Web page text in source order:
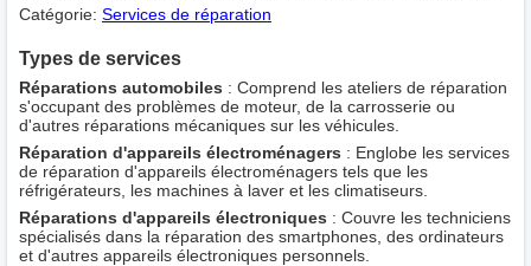
Catégorie: Services de réparation
Types de services
Réparations automobiles : Comprend les ateliers de réparation
s'occupant des problèmes de moteur, de la carrosserie ou
d'autres réparations mécaniques sur les véhicules.
Réparation d'appareils électroménagers : Englobe les services
de réparation d'appareils électroménagers tels que les
réfrigérateurs, les machines à laver et les climatiseurs.
Réparations d'appareils électroniques : Couvre les techniciens
spécialisés dans la réparation des smartphones, des ordinateurs
et d'autres appareils électroniques personnels.